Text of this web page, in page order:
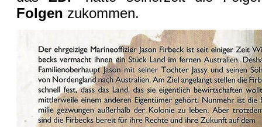
Folgen zukommen.